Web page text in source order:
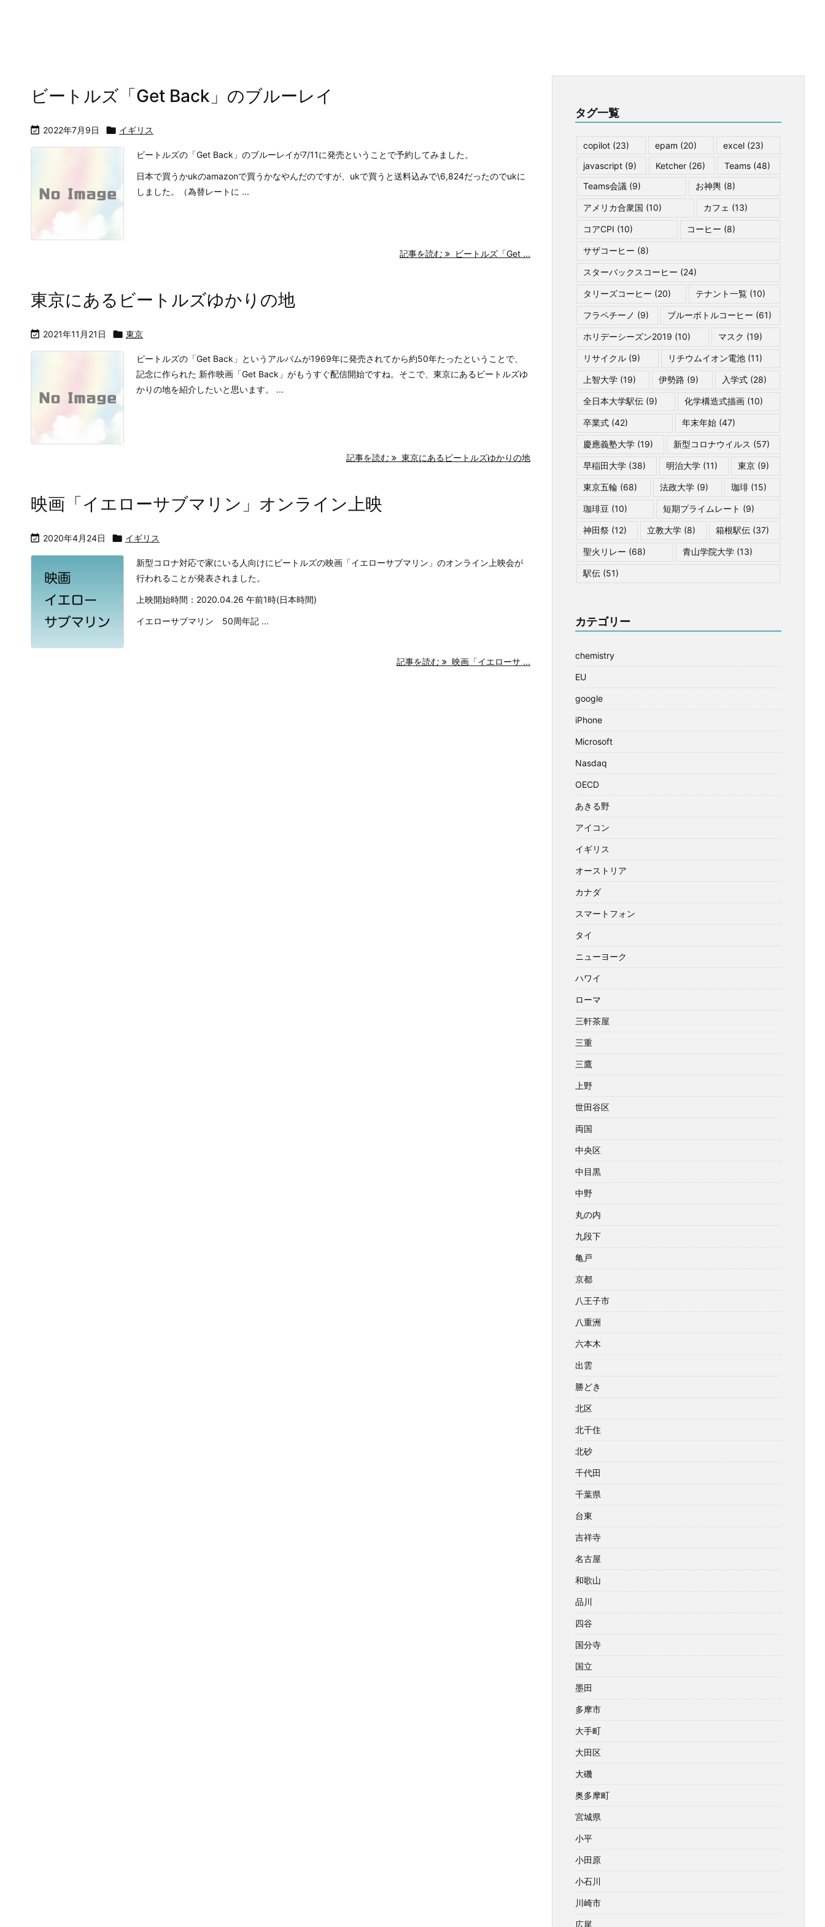
ビートルズ「Get Back」のブルーレイ
 2022年7月9日  イギリス
ビートルズの「Get Back」のブルーレイが7/11に発売ということで予約してみました。
日本で買うかukのamazonで買うかなやんだのですが、ukで買うと送料込みで\6,824だったのでukに
しました。（為替レートに ...
記事を読む ビートルズ「Get ...
東京にあるビートルズゆかりの地
 2021年11月21日  東京
ビートルズの「Get Back」というアルバムが1969年に発売されてから約50年たったということで、
記念に作られた 新作映画「Get Back」がもうすぐ配信開始ですね。そこで、東京にあるビートルズゆ
かりの地を紹介したいと思います。 ...
記事を読む 東京にあるビートルズゆかりの地
映画「イエローサブマリン」オンライン上映
 2020年4月24日  イギリス
新型コロナ対応で家にいる人向けにビートルズの映画「イエローサブマリン」のオンライン上映会が
行われることが発表されました。
上映開始時間：2020.04.26 午前1時(日本時間)
イエローサブマリン 50周年記 ...
記事を読む 映画「イエローサ ...
タグ一覧
copilot (23) epam (20) excel(23)
javascript (9) Ketcher (26) Teams (48)
Teams会議 (9) お神輿(8)
アメリカ合衆国 (10) カフェ (13)
コアCPI (10) コーヒー (8)
サザコーヒー (8)
スターバックスコーヒー (24)
タリーズコーヒー (20) テナント一覧(10)
フラペチーノ (9) ブルーボトルコーヒー (61)
ホリデーシーズン2019 (10) マスク (19)
リサイクル (9) リチウムイオン電池(11)
上智大学 (19) 伊勢路 (9) 入学式(28)
全日本大学駅伝 (9) 化学構造式描画(10)
卒業式 (42) 年末年始 (47)
慶應義塾大学 (19) 新型コロナウイルス (57)
早稲田大学 (38) 明治大学 (11) 東京 (9)
東京五輪 (68) 法政大学 (9) 珈琲 (15)
珈琲豆 (10) 短期プライムレート (9)
神田祭 (12) 立教大学 (8) 箱根駅伝 (37)
聖火リレー (68) 青山学院大学 (13)
駅伝 (51)
カテゴリー
chemistry
EU
google
iPhone
Microsoft
Nasdaq
OECD
あきる野
アイコン
イギリス
オーストリア
カナダ
スマートフォン
タイ
ニューヨーク
ハワイ
ローマ
三軒茶屋
三重
三鷹
上野
世田谷区
両国
中央区
中目黒
中野
丸の内
九段下
亀戸
京都
八王子市
八重洲
六本木
出雲
勝どき
北区
北千住
北砂
千代田
千葉県
台東
吉祥寺
名古屋
和歌山
品川
四谷
国分寺
国立
墨田
多摩市
大手町
大田区
大磯
奥多摩町
宮城県
小平
小田原
小石川
川崎市
広尾